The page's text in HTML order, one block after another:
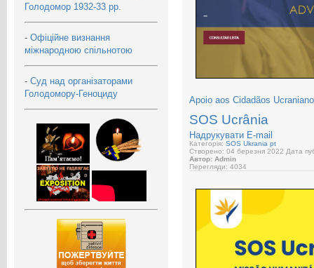
Голодомор 1932-33 рр.
- Офіційне визнання
міжнародною спільнотою
- Суд над організаторами
Голодомору-Геноциду
Apoio aos Cidadãos
SOS Ucrânia
Надрукувати E-mail
Категорія: SOS Ukrania pt
Створено: 04 березня 2022 Дата
Автор: Admin
Перегляди: 4034